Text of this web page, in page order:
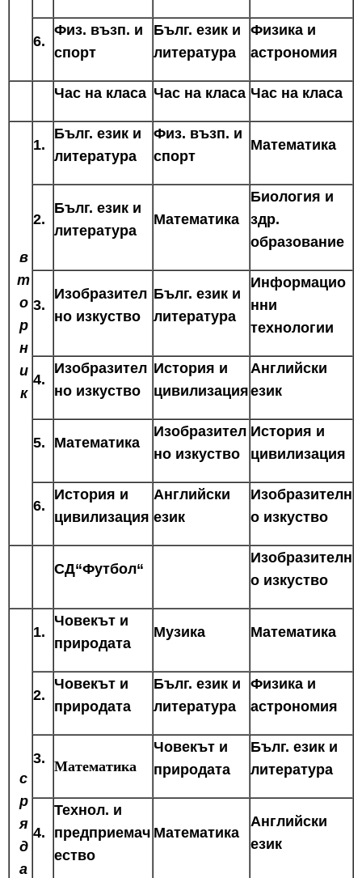
6.
Физ. възп. и
спорт
Бълг. език и
литература
Физика и
астрономия
Час на класа Час на класа Час на класа
в
т
о
р
н
и
к
1.
Бълг. език и
литература
Физ. възп. и
спорт
Математика
2.
Бълг. език и
литература
Математика
Биология и
здр.
образование
3.
Изобразител
но изкуство
Бълг. език и
литература
Информацио
нни
технологии
4.
Изобразител
но изкуство
История и
цивилизация
Английски
език
5. Математика
Изобразител
но изкуство
История и
цивилизация
6.
История и
цивилизация
Английски
език
Изобразителн
о изкуство
СД“Футбол“
Изобразителн
о изкуство
с
р
я
д
а
1.
Човекът и
природата
Музика Математика
2.
Човекът и
природата
Бълг. език и
литература
Физика и
астрономия
3. Математика
Човекът и
природата
Бълг. език и
литература
4.
Технол. и
предприемач
ество
Математика
Английски
език